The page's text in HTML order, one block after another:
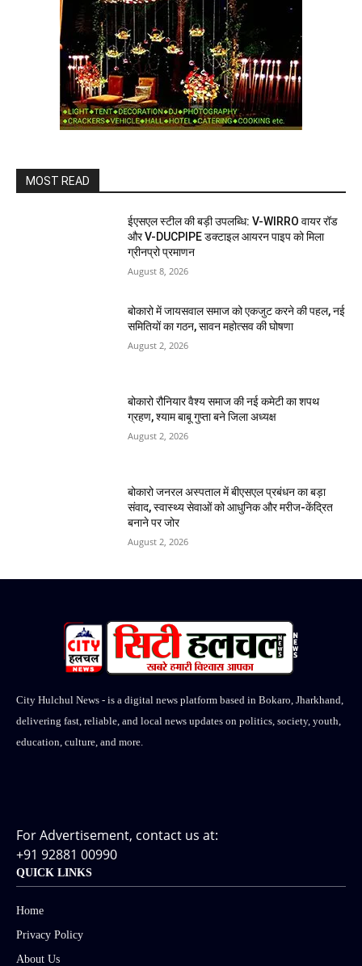
MOST READ
ईएसएल स्टील की बड़ी उपलब्धि: V-WIRRO वायर रॉड
और V-DUCPIPE डक्टाइल आयरन पाइप को मिला
ग्रीनप्रो प्रमाणन
August 8, 2026
बोकारो में जायसवाल समाज को एकजुट करने की पहल, नई
समितियों का गठन, सावन महोत्सव की घोषणा
August 2, 2026
बोकारो रौनियार वैश्य समाज की नई कमेटी का शपथ
ग्रहण, श्याम बाबू गुप्ता बने जिला अध्यक्ष
August 2, 2026
बोकारो जनरल अस्पताल में बीएसएल प्रबंधन का बड़ा
संवाद, स्वास्थ्य सेवाओं को आधुनिक और मरीज-केंद्रित
बनाने पर जोर
August 2, 2026
City Hulchul News - is a digital news platform based in Bokaro, Jharkhand,
delivering fast, reliable, and local news updates on politics, society, youth,
education, culture, and more.
For Advertisement, contact us at:
+91 92881 00990
QUICK LINKS
Home
Privacy Policy
About Us